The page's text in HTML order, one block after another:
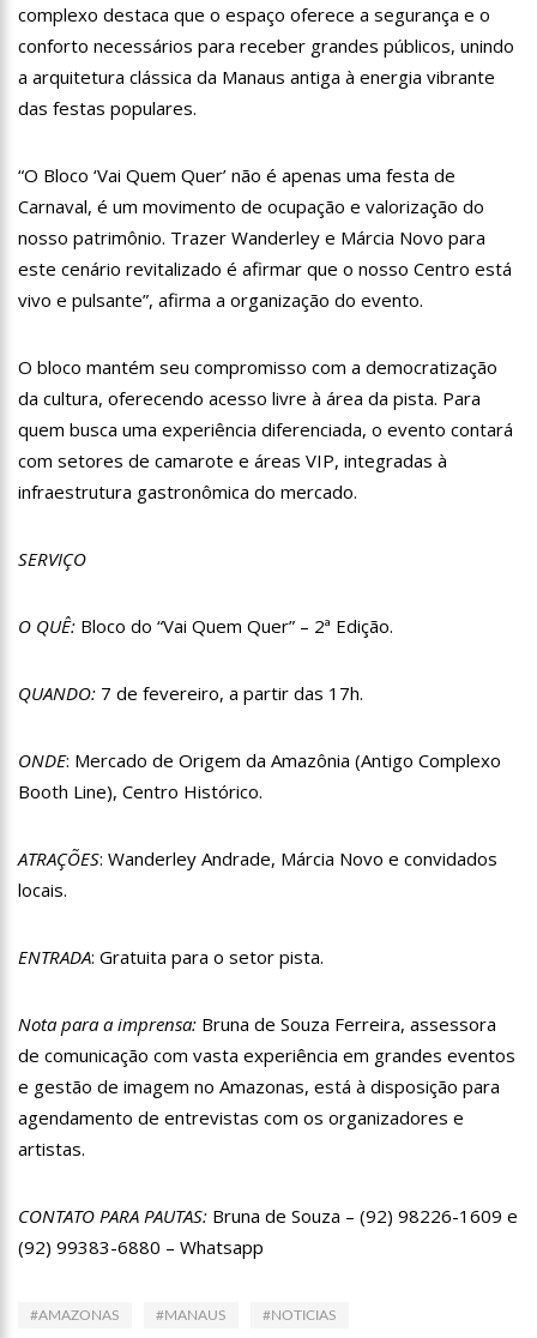
14:17 Motoristas de aplicativo entram em greve em todo o Brasil
Após matar colegas, policial grava vídeo: “Te vejo no inferno”;
assista
13:52 Jovem sofre queimaduras de 1º grau no rosto após celular
13:35 Mulher morre atropelada a caminho do trabalho em Manaus
Cultura Manaus: 21ª Semana Nacional de Museus conta com
vasta programação em nove espaços culturais
12:57 Agenor Tupinambá tem primeiro encontro com namorado
após um ano de relacionamento a distância
Cultural Povos da Amazônia
12:56
OMS declara fim da emergência em saúde por mpox
Fornecedores entram com pedido de falência das lojas
Marisa
11:19 Secretaria de Fazenda alerta para golpes com pagamento
10:58 Idosa comemora 107 anos com festa temática da Barbie e
candidatura de coronel Menezes à Prefeitura de Manaus em 2024
ela em seu casamento
12:56 Virginia Fonseca mente sobre avião e Zé Felipe enfrenta
crise na carreira
processo seletivo do Hospital Freiberg, na Alemanha
12:42
Casal morre em acidente de trânsito em avenida de Manaus
humorista
11:35 Prefeitura e Sinetram emitem cartão PassaFácil
gratuitamente em ação itinerante
11:29 Com Lei Paulo Gustavo, governo garante R$ 3,8 bilhões para
a cultura
13:32 Governo do Amazonas vai em busca de modelo de parques
nojo’
13:24 Mulher é sequestrada, agredida e tem o cabelo raspado por
13:18 Velório de Rita Lee, em São Paulo, será aberto ao público
complexo destaca que o espaço oferece a segurança e o
conforto necessários para receber grandes públicos, unindo
a arquitetura clássica da Manaus antiga à energia vibrante
das festas populares.
“O Bloco ‘Vai Quem Quer’ não é apenas uma festa de
Carnaval, é um movimento de ocupação e valorização do
nosso patrimônio. Trazer Wanderley e Márcia Novo para
este cenário revitalizado é afirmar que o nosso Centro está
vivo e pulsante”, afirma a organização do evento.
O bloco mantém seu compromisso com a democratização
da cultura, oferecendo acesso livre à área da pista. Para
quem busca uma experiência diferenciada, o evento contará
com setores de camarote e áreas VIP, integradas à
infraestrutura gastronômica do mercado.
SERVIÇO
O QUÊ: Bloco do “Vai Quem Quer” – 2ª Edição.
QUANDO: 7 de fevereiro, a partir das 17h.
ONDE: Mercado de Origem da Amazônia (Antigo Complexo
Booth Line), Centro Histórico.
ATRAÇÕES: Wanderley Andrade, Márcia Novo e convidados
locais.
ENTRADA: Gratuita para o setor pista.
Nota para a imprensa: Bruna de Souza Ferreira, assessora
de comunicação com vasta experiência em grandes eventos
e gestão de imagem no Amazonas, está à disposição para
agendamento de entrevistas com os organizadores e
artistas.
CONTATO PARA PAUTAS: Bruna de Souza – (92) 98226-1609 e
(92) 99383-6880 – Whatsapp
#AMAZONAS #MANAUS #NOTICIAS